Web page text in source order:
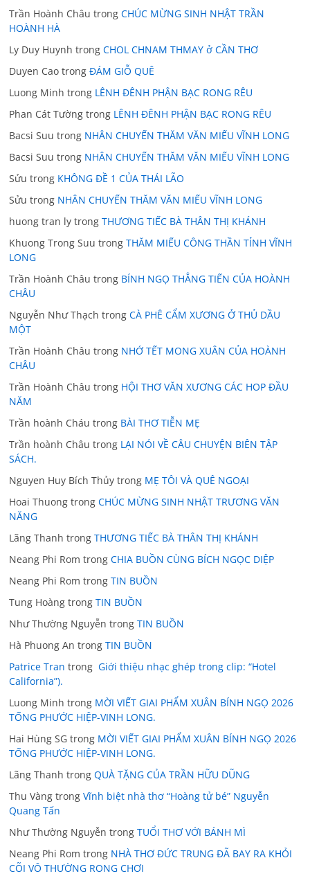
Trần Hoành Châu trongCHÚC MỪNG SINH NHẬT TRẦN
HOÀNH HÀ
Ly Duy Huynh trongCHOL CHNAM THMAY ở CẦN THƠ
Duyen Cao trongĐÁM GIỖ QUÊ
Luong Minh trong LÊNH ĐÊNH PHẬN BẠC RONG RÊU
Phan Cát Tường trong LÊNH ĐÊNH PHẬN BẠC RONG RÊU
Bacsi Suu trong NHÂN CHUYẾN THĂM VĂN MIẾU VĨNH LONG
Bacsi Suu trong NHÂN CHUYẾN THĂM VĂN MIẾU VĨNH LONG
Sửu trong KHÔNG ĐỀ 1 CỦA THÁI LÃO
Sửu trong NHÂN CHUYẾN THĂM VĂN MIẾU VĨNH LONG
huong tran ly trongTHƯƠNG TIẾC BÀ THÂN THỊ KHÁNH
Khuong Trong Suu trongTHĂM MIẾU CÔNG THẦN TỈNH VĨNH
LONG
Trần Hoành Châu trong BÍNH NGỌ THẲNG TIẾN CỦA HOÀNH
CHÂU
Nguyễn Như Thạch trongCÀ PHÊ CẨM XƯƠNG Ở THỦ DẦU
MỘT
Trần Hoành Châu trong NHỚ TẾT MONG XUÂN CỦA HOÀNH
CHÂU
Trần Hoành Châu trong HỘI THƠ VĂN XƯƠNG CÁC HOP ĐẦU
NĂM
Trần hoành Cháu trong BÀI THƠ TIỄN MẸ
Trần hoành Châu trong LẠI NÓI VỀ CÂU CHUYỆN BIÊN TẬP
SÁCH.
Nguyen Huy Bích Thủy trong MẸ TÔI VÀ QUÊ NGOẠI
Hoai Thuong trongCHÚC MỪNG SINH NHẬT TRƯƠNG VĂN
NĂNG
Lãng Thanh trongTHƯƠNG TIẾC BÀ THÂN THỊ KHÁNH
Neang Phi Rom trongCHIA BUỒN CÙNG BÍCH NGỌC DIỆP
Neang Phi Rom trongTIN BUỒN
Tung Hoàng trongTIN BUỒN
Như Thường Nguyễn trongTIN BUỒN
Hà Phuong An trongTIN BUỒN
Patrice Tran trong Giới thiệu nhạc ghép trong clip: “Hotel
California”).
Luong Minh trong MỜI VIẾT GIAI PHẨM XUÂN BÍNH NGỌ 2026
TỐNG PHƯỚC HIỆP-VINH LONG.
Hai Hùng SG trong MỜI VIẾT GIAI PHẨM XUÂN BÍNH NGỌ 2026
TỐNG PHƯỚC HIỆP-VINH LONG.
Lãng Thanh trongQUÀ TẶNG CỦA TRẦN HỮU DŨNG
Thu Vàng trongVĩnh biệt nhà thơ “Hoàng tử bé” Nguyễn
Quang Tấn
Như Thường Nguyễn trongTUỔI THƠ VỚI BÁNH MÌ
Neang Phi Rom trong NHÀ THƠ ĐỨC TRUNG ĐÃ BAY RA KHỎI
CÕI VÔ THƯỜNG RONG CHƠI